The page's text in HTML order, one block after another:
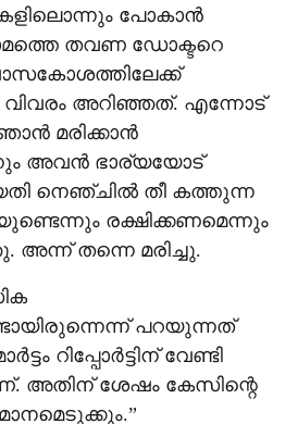
പോകാന്‍
തവണ ഡോക്ടറെ
വിവരം അറിഞ്ഞത്. എന്നോട്
മരിക്കാന്‍
അവന്‍ ഭാര്യയോട്
നെഞ്ചില്‍ തീ കത്തുന്ന
രക്ഷിക്കണമെന്നും
തന്നെ മരിച്ചു.
പറയുന്നത്
റിപ്പോര്‍ട്ടിന് വേണ്ടി
അതിന് ശേഷം കേസിന്റെ